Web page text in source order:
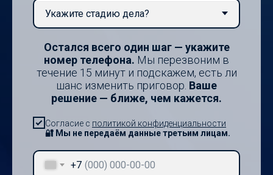
Остался всего один шаг — укажите
номер телефона. Мы перезвоним в
течение 15 минут и подскажем, есть ли
шанс изменить приговор. Ваше
решение — ближе, чем кажется.
Согласие с политикой конфиденциальности
🔐 Мы не передаём данные третьим лицам.
+7